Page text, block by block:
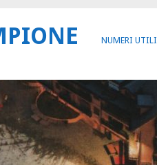
NUMERI UTILI